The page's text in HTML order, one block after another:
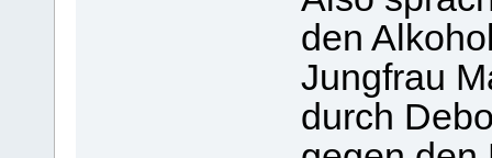
den
Jungfrau
durch